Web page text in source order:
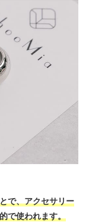
で、アクセサリー
で使われます。